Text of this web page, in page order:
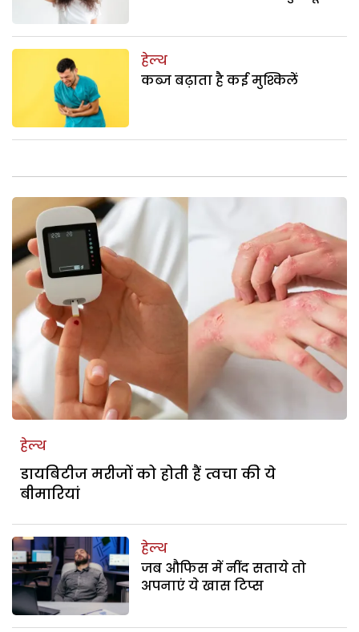
हेल्थ
कब्ज बढ़ाता है कई मुश्किलें
हेल्थ
डायबिटीज मरीजों को होती हैं त्वचा की ये
बीमारियां
हेल्थ
जब औफिस में नींद सताये तो
अपनाएं ये खास टिप्स